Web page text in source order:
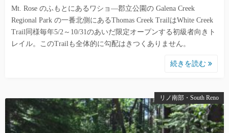
Mt. Rose のふもとにあるワショ―郡立公園の Galena Creek
Regional Park の一番北側にあるThomas Creek TrailはWhite Creek
Trail同様毎年5/2～10/31のあいだ限定オープンする初級者向きト
レイル。このTrailも全体的に勾配はきつくありません。
続きを読む
リノ南部・South Reno